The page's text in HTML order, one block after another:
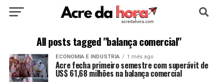
HOME POLÍTICA CULTURA ESPORTE
EDUCAÇÃO NOTÍCIA MUNDO
All posts tagged "balança comercial"
ECONOMIA E INDUSTRIA 1 mês ago
Acre fecha primeiro semestre com superávit de
US$ 61,68 milhões na balança comercial